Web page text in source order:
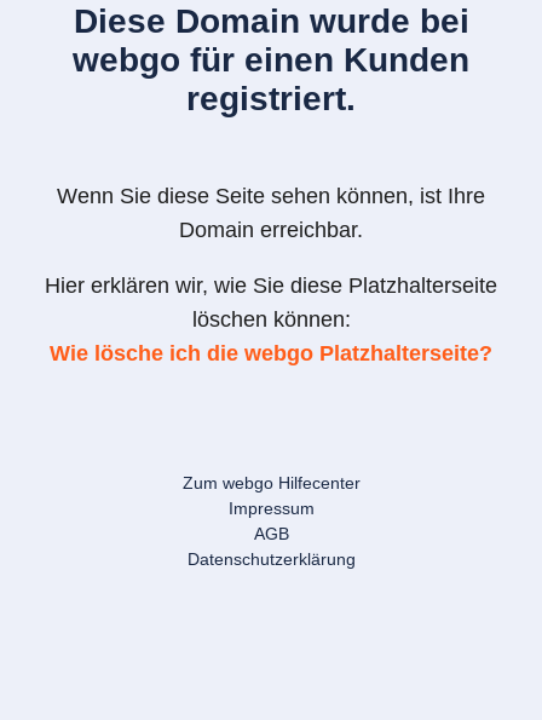
Diese Domain wurde bei
webgo für einen Kunden
registriert.
Wenn Sie diese Seite sehen können, ist Ihre
Domain erreichbar.
Hier erklären wir, wie Sie diese Platzhalterseite
löschen können:
Wie lösche ich die webgo Platzhalterseite?
Zum webgo Hilfecenter
Impressum
AGB
Datenschutzerklärung